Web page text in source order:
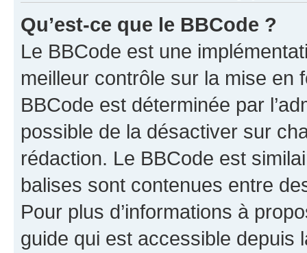
Qu’est-ce que le BBCode ?
Le BBCode est une
meilleur contrôle sur la mise en
BBCode est déterminée par
possible de la désactiver sur
rédaction. Le BBCode est
balises sont contenues entre
Pour plus d’informations à
guide qui est accessible depuis